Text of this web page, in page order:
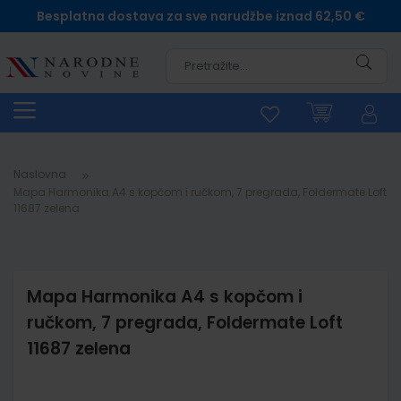
Besplatna dostava za sve narudžbe iznad 62,50 €
Naslovna
Mapa Harmonika A4 s kopčom i
ručkom, 7 pregrada, Foldermate Loft
11687 zelena